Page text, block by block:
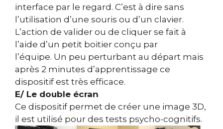
interface par le regard. C’est à dire sans
l’utilisation d’une souris ou d’un clavier.
L’action de valider ou de cliquer se fait à
l’aide d’un petit boitier conçu par
l’équipe. Un peu perturbant au départ mais
après 2 minutes d’apprentissage ce
dispositif est très efficace.
E/ Le double écran
Ce dispositif permet de créer une image 3D,
il est utilisé pour des tests psycho-cognitifs.